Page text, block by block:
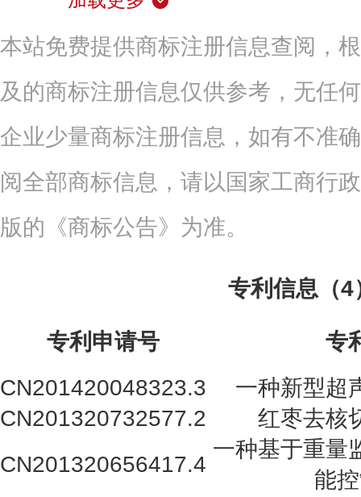
本站免费提供商标注册信息查阅，
及的商标注册信息仅供参考，无任
企业少量商标注册信息，如有不准
阅全部商标信息，请以国家工商行
版的《商标公告》为准。
专利信息（4
专利申请号
专
CN201420048323.3
一种新型超
CN201320732577.2
红枣去核
CN201320656417.4
一种基于重量
能